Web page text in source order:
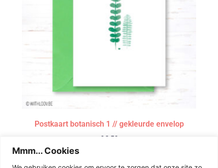
Mmm... Cookies
Postkaart botanisch 1 // gekleurde envelop
€ 2,50
Toevoegen aan winkelwagen